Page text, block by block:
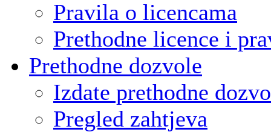
Pravila o licencama
Prethodne licence i
Prethodne dozvole
Izdate prethodne
Pregled zahtjeva